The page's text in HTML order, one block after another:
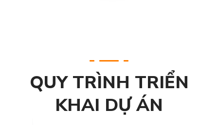
QUY TRÌNH TRIỂN
KHAI DỰ ÁN